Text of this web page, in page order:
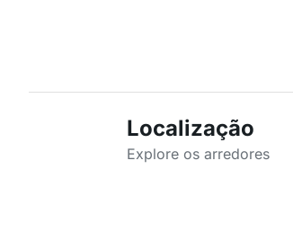
Localização
Explore os arredores